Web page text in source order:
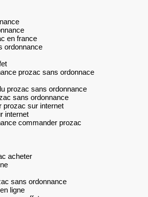
en france
ordonnance
prozac sans ordonnace
prozac sans ordonnance
sans ordonnance
prozac sur internet
internet
commander prozac
acheter
sans ordonnance
ligne